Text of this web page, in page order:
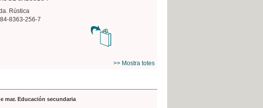
Rústica
8363-256-7
>> Mostra totes
mar. Educación secundaria